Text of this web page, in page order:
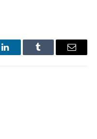
LinkedInTumblr Email